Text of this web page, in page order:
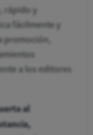
rápido y
fácilmente y
promoción,
a los editores
al